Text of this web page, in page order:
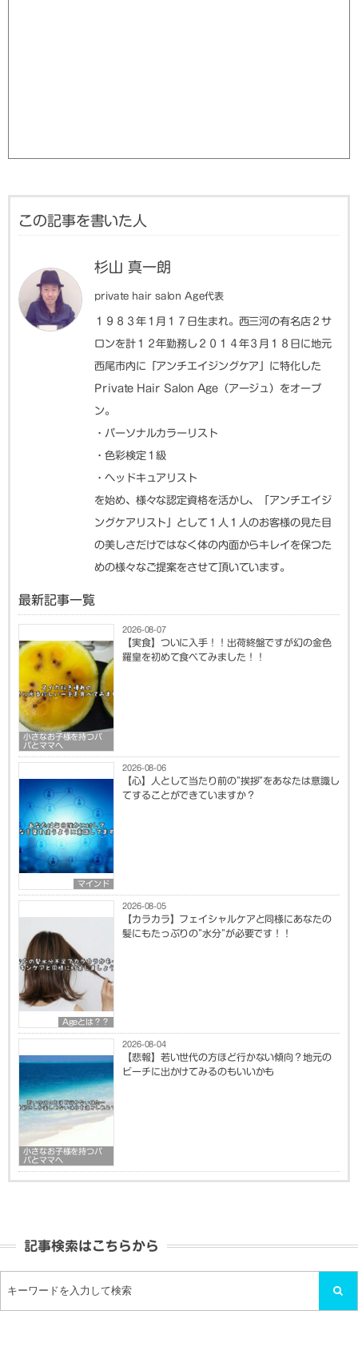
この記事を書いた人
杉山 真一朗
private hair salon Age代表
１９８３年１月１７日生まれ。西三河の有名店２サ
ロンを計１２年勤務し２０１４年３月１８日に地元
西尾市内に「アンチエイジングケア」に特化した
Private Hair Salon Age（アージュ）をオープ
ン。
・パーソナルカラーリスト
・色彩検定１級
・ヘッドキュアリスト
を始め、様々な認定資格を活かし、「アンチエイジ
ングケアリスト」として１人１人のお客様の見た目
の美しさだけではなく体の内面からキレイを保つた
めの様々なご提案をさせて頂いています。
最新記事一覧
小さなお子様を持つパ
パとママへ
2026-08-07
【実食】ついに入手！！出荷終盤ですが幻の金色
羅皇を初めて食べてみました！！
マインド
2026-08-06
【心】人として当たり前の”挨拶”をあなたは意識し
てすることができていますか？
Ageとは？？
2026-08-05
【カラカラ】フェイシャルケアと同様にあなたの
髪にもたっぷりの”水分”が必要です！！
小さなお子様を持つパ
パとママへ
2026-08-04
【悲報】若い世代の方ほど行かない傾向？地元の
ビーチに出かけてみるのもいいかも
記事検索はこちらから